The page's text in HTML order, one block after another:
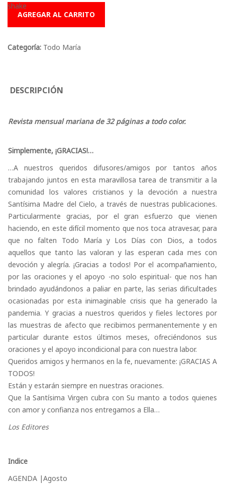
AGREGAR AL CARRITO
Categoría: Todo María
DESCRIPCIÓN
Revista mensual mariana de 32 páginas a todo color.
Simplemente, ¡GRACIAS!…
…A nuestros queridos difusores/amigos por tantos años
trabajando juntos en esta maravillosa tarea de transmitir a la
comunidad los valores cristianos y la devoción a nuestra
Santísima Madre del Cielo, a través de nuestras publicaciones.
Particularmente gracias, por el gran esfuerzo que vienen
haciendo, en este difícil momento que nos toca atravesar, para
que no falten Todo María y Los Días con Dios, a todos
aquellos que tanto las valoran y las esperan cada mes con
devoción y alegría. ¡Gracias a todos! Por el acompañamiento,
por las oraciones y el apoyo -no solo espiritual- que nos han
brindado ayudándonos a paliar en parte, las serias dificultades
ocasionadas por esta inimaginable crisis que ha generado la
pandemia. Y gracias a nuestros queridos y fieles lectores por
las muestras de afecto que recibimos permanentemente y en
particular durante estos últimos meses, ofreciéndonos sus
oraciones y el apoyo incondicional para con nuestra labor.
Queridos amigos y hermanos en la fe, nuevamente: ¡GRACIAS A
TODOS!
Están y estarán siempre en nuestras oraciones.
Que la Santísima Virgen cubra con Su manto a todos quienes
con amor y confianza nos entregamos a Ella…
Los Editores
Indice
AGENDA |Agosto